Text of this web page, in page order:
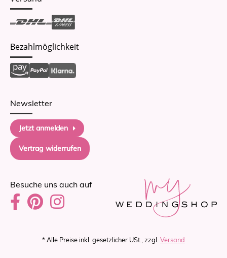
Bezahlmöglichkeit
Newsletter
Jetzt anmelden
Vertrag widerrufen
Besuche uns auch auf
* Alle Preise inkl. gesetzlicher USt., zzgl. Versand